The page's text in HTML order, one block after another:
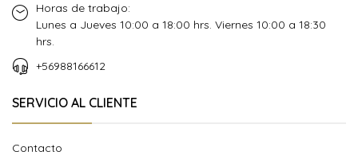
Horas de trabajo:
Lunes a Jueves 10:00 a 18:00 hrs. Viernes 10:00 a 18:30
hrs.
+56988166612
SERVICIO AL CLIENTE
Contacto